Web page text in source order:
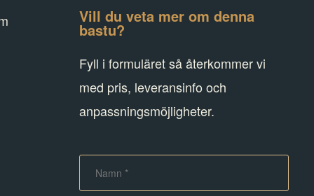
Vill du veta mer om denna
bastu?
Fyll i formuläret så återkommer vi
med pris, leveransinfo och
anpassningsmöjligheter.